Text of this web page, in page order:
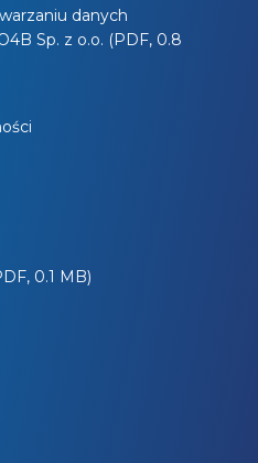
danych
Sp. z o.o. (PDF, 0.8
0.1 MB)